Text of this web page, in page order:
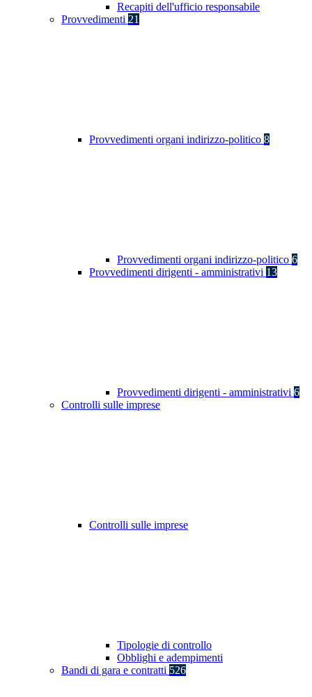
Recapiti dell'ufficio responsabile
Provvedimenti 21
Provvedimenti organi indirizzo-politico 8
Provvedimenti organi indirizzo-politico 6
Provvedimenti dirigenti - amministrativi 13
Provvedimenti dirigenti - amministrativi 6
Controlli sulle imprese
Controlli sulle imprese
Tipologie di controllo
Obblighi e adempimenti
Bandi di gara e contratti 526